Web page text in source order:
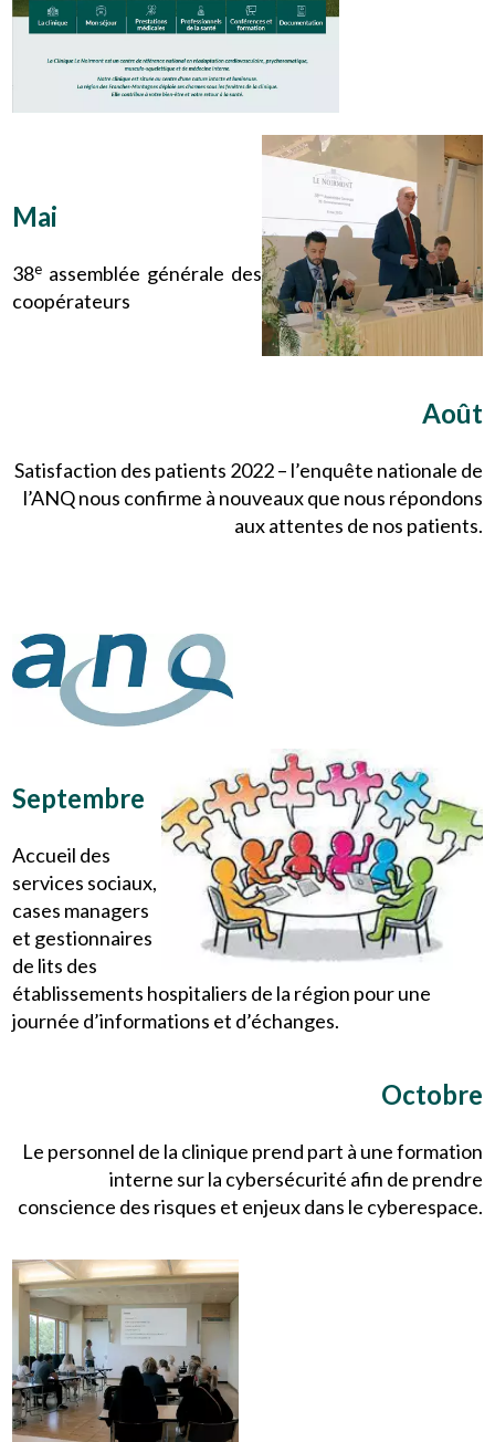
Mai
38e assemblée générale des
coopérateurs
Août
Satisfaction des patients 2022 – l’enquête nationale de
l’ANQ nous confirme à nouveaux que nous répondons
aux attentes de nos patients.
Septembre
Accueil des
services sociaux,
cases managers
et gestionnaires
de lits des
établissements hospitaliers de la région pour une
journée d’informations et d’échanges.
Octobre
Le personnel de la clinique prend part à une formation
interne sur la cybersécurité afin de prendre
conscience des risques et enjeux dans le cyberespace.